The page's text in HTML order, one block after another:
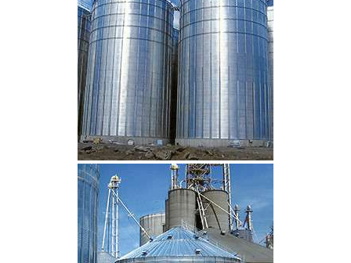
CLIQUEZ POUR AGRANDIR